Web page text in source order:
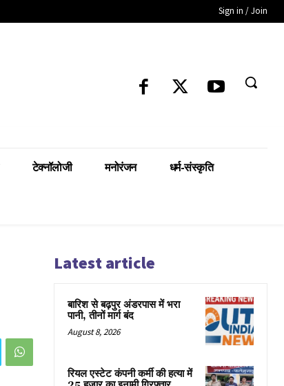
Sign in / Join
टेक्नॉलोजी मनोरंजन धर्म-संस्कृति
Latest article
बारिश से बढ़पुर अंडरपास में भरा
पानी, तीनों मार्ग बंद
August 8, 2026
रियल एस्टेट कंपनी कर्मी की हत्या में